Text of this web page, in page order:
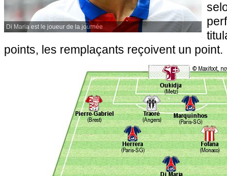
Di Maria est le joueur de la journée
points, les remplaçants reçoivent un point.